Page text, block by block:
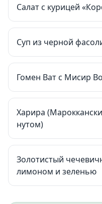
Салат с курицей
Суп из черной
Гомен Ват с Мисир
Харира
нутом)
Золотистый
лимоном и зеленью